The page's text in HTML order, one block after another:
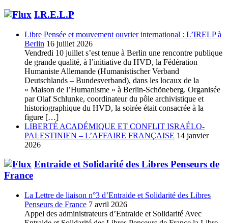
I.R.E.L.P
Libre Pensée et mouvement ouvrier international : L’IRELP à
Berlin 16 juillet 2026
Vendredi 10 juillet s’est tenue à Berlin une rencontre publique
de grande qualité, à l’initiative du HVD, la Fédération
Humaniste Allemande (Humanistischer Verband
Deutschlands – Bundesverband), dans les locaux de la
« Maison de l’Humanisme » à Berlin-Schöneberg. Organisée
par Olaf Schlunke, coordinateur du pôle archivistique et
historiographique du HVD, la soirée était consacrée à la
figure […]
LIBERTÉ ACADÉMIQUE ET CONFLIT ISRAÉLO-
PALESTINIEN – L’AFFAIRE FRANÇAISE 14 janvier
2026
Entraide et Solidarité des Libres Penseurs de
France
La Lettre de liaison n°3 d’Entraide et Solidarité des Libres
Penseurs de France 7 avril 2026
Appel des administrateurs d’Entraide et Solidarité Avec